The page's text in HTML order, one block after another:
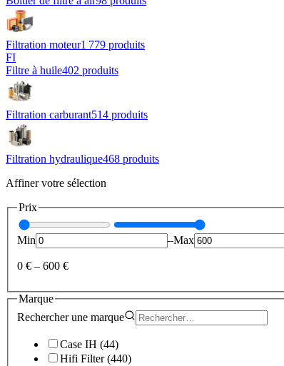
Filtration moteur1 779 produits
FI
Filtre à huile402 produits
Filtration carburant514 produits
Filtration hydraulique468 produits
Affiner votre sélection
Prix
Min –Max
0 € – 600 €
Marque
Rechercher une marque
Case IH (44)
Hifi Filter(440)